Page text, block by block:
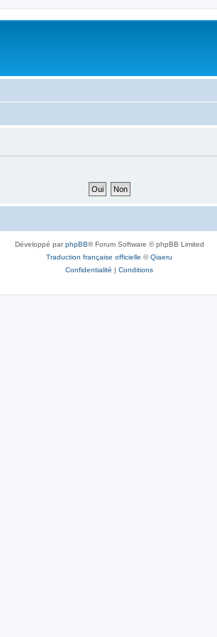
Développé parphpBB® Forum Software © phpBB Limited
Traduction française officielle ©Qiaeru
Confidentialité | Conditions